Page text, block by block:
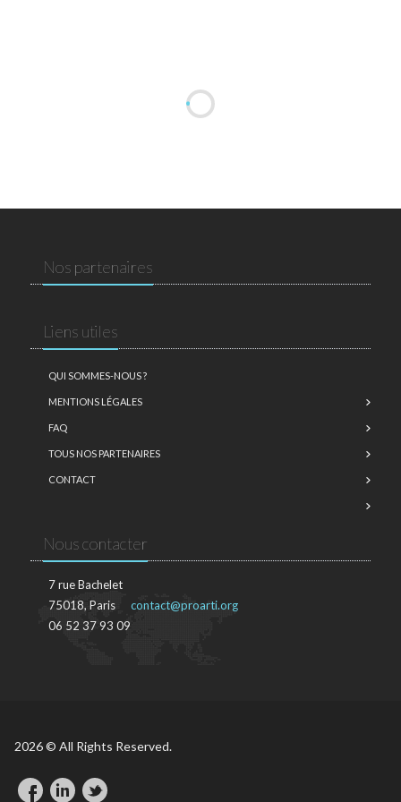
Nos partenaires
Liens utiles
QUI SOMMES-NOUS ?
MENTIONS LÉGALES
FAQ
TOUS NOS PARTENAIRES
CONTACT
Nous contacter
7 rue Bachelet
75018, Paris
06 52 37 93 09
contact@proarti.org
2026 © All Rights Reserved.